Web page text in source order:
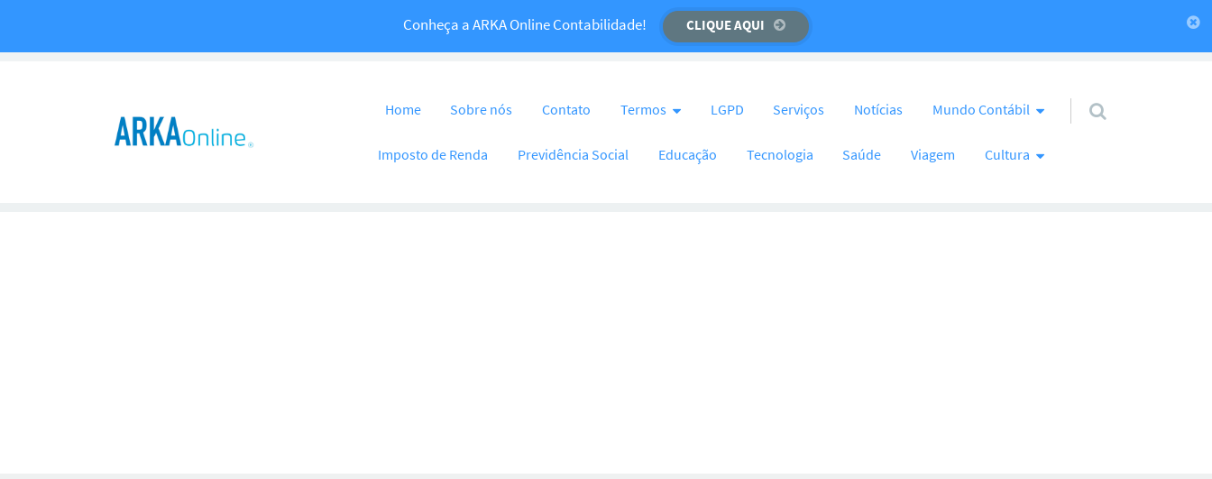
Temos um recado importante para você! CLIQUE AQUI
Conheça a ARKA Online Contabilidade! CLIQUE AQUI
Home Sobre nós Contato Termos LGPD Serviços Notícias Mundo Contábil
Imposto de Renda Previdência Social Educação Tecnologia Saúde Viagem Cultura